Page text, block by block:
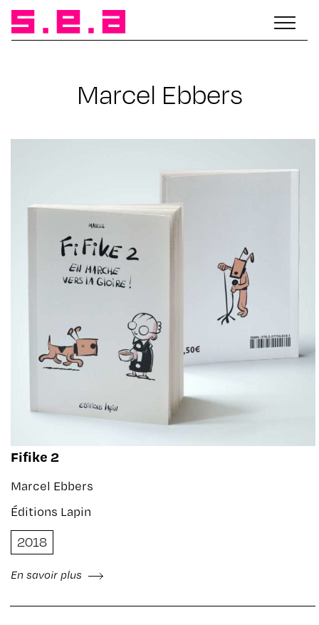
Marcel Ebbers
Fifike 2
Marcel Ebbers
Éditions Lapin
2018
En savoir plus